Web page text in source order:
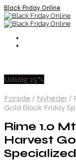
Black Friday Online
Udsalg 25%
Forside / Nyheder /
Gold Black Friday
Rime 1.0
Harvest